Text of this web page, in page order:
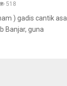
518
) gadis cantik asal
Banjar, guna